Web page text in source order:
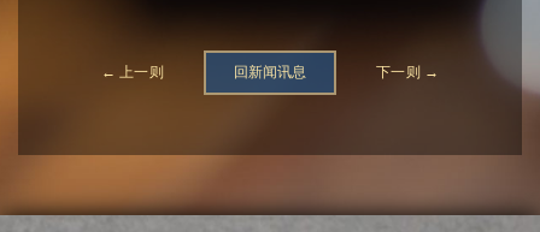
← 上一则 回新闻讯息 下一则 →